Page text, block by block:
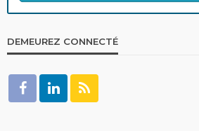
DEMEUREZ CONNECTÉ